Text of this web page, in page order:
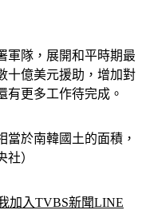
軍隊，展開和平時期最
十億美元援助，增加對
有更多工作待完成。
當於南韓國土的面積，
）
加入TVBS新聞LINE